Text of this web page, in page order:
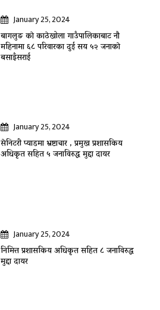
January 25, 2024
बागलुङ काे काठेखोला गाउँपालिकाबाट नौ
महिनामा ६८ परिवारका दुई सय ५२ जनाकाे
बसाइँसराई
January 25, 2024
सेनिटरी प्याडमा भ्रष्टाचार , प्रमुख प्रशासकिय
अधिकृत सहित ५ जनाविरुद्ध मुद्दा दायर
January 25, 2024
निमित्त प्रशासकिय अधिकृत सहित ८ जनाविरुद्ध
मुद्दा दायर